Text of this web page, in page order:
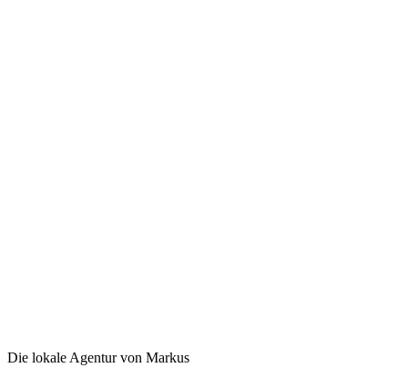
Die lokale Agentur von Markus